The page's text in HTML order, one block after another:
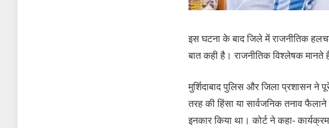
इस घटना के बाद जिले में राजनीतिक
बात कही है। राजनीतिक विश्लेषक
मुर्शिदाबाद पुलिस और जिला प्रशासन ने
तरह की हिंसा या सार्वजनिक तनाव
इनकार किया था। कोर्ट ने कहा-